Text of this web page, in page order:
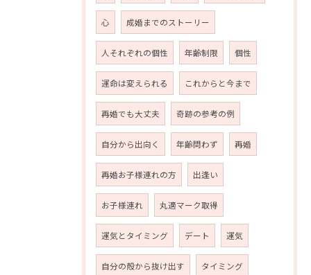
心 成婚までのストーリー
人それぞれの個性 年齢制限 個性
運命は変えられる これからと今まで
再婚でも大丈夫 奇跡の参考の例
自分から出向く 年齢問わず 再婚
再婚お子様連れの方 出逢い
お子様連れ 丸適マーク取得
運気とタイミング デート 運気
自分の殻から抜け出す タイミング